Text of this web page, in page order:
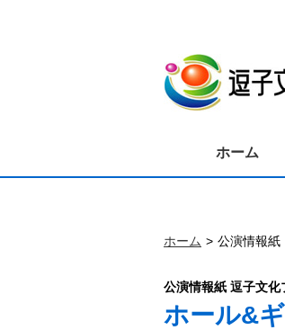
ホーム
ホーム 公演情報紙
公演情報紙 逗子文化
ホール&